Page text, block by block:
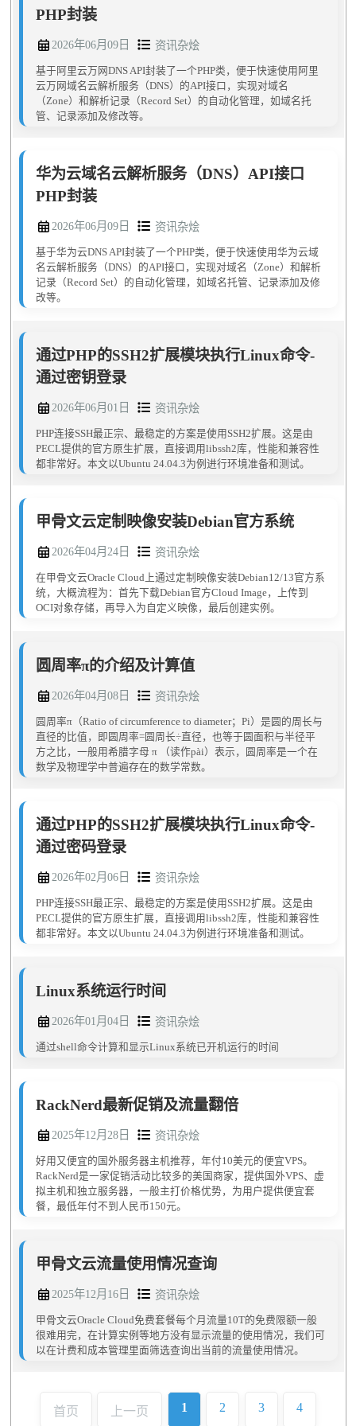
PHP封装
2026年06月09日 资讯杂烩
基于阿里云万网DNS API封装了一个PHP类，便于快速使用阿里
云万网域名云解析服务（DNS）的API接口，实现对域名
（Zone）和解析记录（Record Set）的自动化管理，如域名托
管、记录添加及修改等。
华为云域名云解析服务（DNS）API接口
PHP封装
2026年06月09日 资讯杂烩
基于华为云DNS API封装了一个PHP类，便于快速使用华为云域
名云解析服务（DNS）的API接口，实现对域名（Zone）和解析
记录（Record Set）的自动化管理，如域名托管、记录添加及修
改等。
通过PHP的SSH2扩展模块执行Linux命令-
通过密钥登录
2026年06月01日 资讯杂烩
PHP连接SSH最正宗、最稳定的方案是使用SSH2扩展。这是由
PECL提供的官方原生扩展，直接调用libssh2库，性能和兼容性
都非常好。本文以Ubuntu 24.04.3为例进行环境准备和测试。
甲骨文云定制映像安装Debian官方系统
2026年04月24日 资讯杂烩
在甲骨文云Oracle Cloud上通过定制映像安装Debian12/13官方系
统，大概流程为：首先下载Debian官方Cloud Image，上传到
OCI对象存储，再导入为自定义映像，最后创建实例。
圆周率π的介绍及计算值
2026年04月08日 资讯杂烩
圆周率π（Ratio of circumference to diameter；Pi）是圆的周长与
直径的比值，即圆周率=圆周长÷直径，也等于圆面积与半径平
方之比，一般用希腊字母 π （读作pài）表示，圆周率是一个在
数学及物理学中普遍存在的数学常数。
通过PHP的SSH2扩展模块执行Linux命令-
通过密码登录
2026年02月06日 资讯杂烩
PHP连接SSH最正宗、最稳定的方案是使用SSH2扩展。这是由
PECL提供的官方原生扩展，直接调用libssh2库，性能和兼容性
都非常好。本文以Ubuntu 24.04.3为例进行环境准备和测试。
Linux系统运行时间
2026年01月04日 资讯杂烩
通过shell命令计算和显示Linux系统已开机运行的时间
RackNerd最新促销及流量翻倍
2025年12月28日 资讯杂烩
好用又便宜的国外服务器主机推荐，年付10美元的便宜VPS。
RackNerd是一家促销活动比较多的美国商家，提供国外VPS、虚
拟主机和独立服务器，一般主打价格优势，为用户提供便宜套
餐，最低年付不到人民币150元。
甲骨文云流量使用情况查询
2025年12月16日 资讯杂烩
甲骨文云Oracle Cloud免费套餐每个月流量10T的免费限额一般
很难用完，在计算实例等地方没有显示流量的使用情况，我们可
以在计费和成本管理里面筛选查询出当前的流量使用情况。
首页 上一页 1 2 3 4